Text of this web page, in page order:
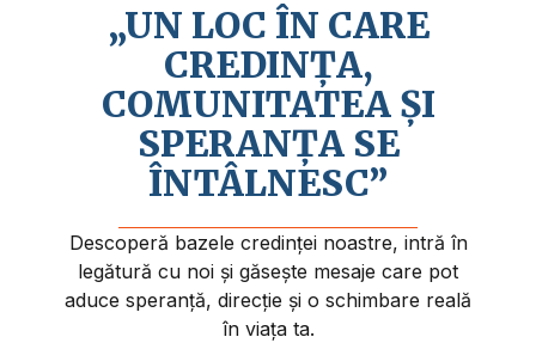
„UN LOC ÎN CARE
CREDINȚA,
COMUNITATEA ȘI
SPERANȚA SE
ÎNTÂLNESC”
Descoperă bazele credinței noastre, intră în
legătură cu noi și găsește mesaje care pot
aduce speranță, direcție și o schimbare reală
în viața ta.